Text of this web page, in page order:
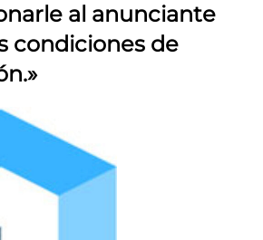
al anunciante
condiciones de